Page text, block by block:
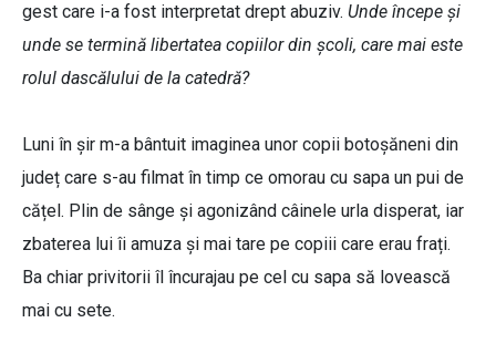
gest care i-a fost interpretat drept abuziv. Unde începe și
unde se termină libertatea copiilor din școli, care mai este
rolul dascălului de la catedră?
Luni în șir m-a bântuit imaginea unor copii botoșăneni din
județ care s-au filmat în timp ce omorau cu sapa un pui de
cățel. Plin de sânge și agonizând câinele urla disperat, iar
zbaterea lui îi amuza și mai tare pe copiii care erau frați.
Ba chiar privitorii îl încurajau pe cel cu sapa să lovească
mai cu sete.